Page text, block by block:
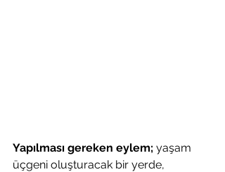
Yapılması gereken eylem; yaşam
üçgeni oluşturacak bir yerde,